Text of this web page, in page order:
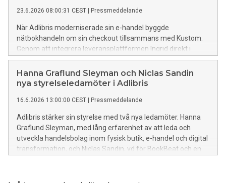
23.6.2026 08:00:31 CEST Pressmeddelande
När Adlibris moderniserade sin e-handel byggde
nätbokhandeln om sin checkout tillsammans med Kustom.
Genom att integrera leveransplattformen Ingrid direkt i
kassan steg checkoutkonverteringen från 55,4 till 61,8
procent i ett kontrollerat A/B-test mot den tidigare
lösningen.
Hanna Graflund Sleyman och Niclas Sandin
nya styrelseledamöter i Adlibris
16.6.2026 13:00:00 CEST Pressmeddelande
Adlibris stärker sin styrelse med två nya ledamöter. Hanna
Graflund Sleyman, med lång erfarenhet av att leda och
utveckla handelsbolag inom fysisk butik, e-handel och digital
transformation, och Niclas Sandin, vd för BookBeat och en